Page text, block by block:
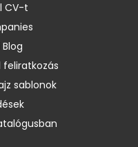
CV-t
feliratkozás
sablonok